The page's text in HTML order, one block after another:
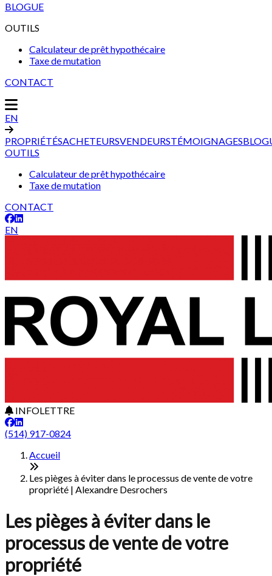
BLOGUE
OUTILS
Calculateur de prêt hypothécaire
Taxe de mutation
CONTACT
EN
PROPRIÉTÉSACHETEURSVENDEURSTÉMOIGNAGES
OUTILS
Calculateur de prêt hypothécaire
Taxe de mutation
CONTACT
EN
INFOLETTRE
(514) 917-0824
Accueil
Les pièges à éviter dans le processus de vente de votre
propriété | Alexandre Desrochers
Les pièges à éviter dans le
processus de vente de votre
propriété